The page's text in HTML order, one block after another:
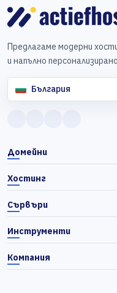
Предлагаме модерни
и напълно
България
Домейни
Хостинг
Сървъри
Инструменти
Компания